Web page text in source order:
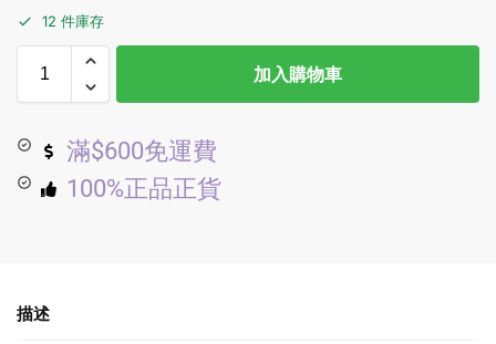
12 件庫存
加入購物車
滿$600免運費
100%正品正貨
描述